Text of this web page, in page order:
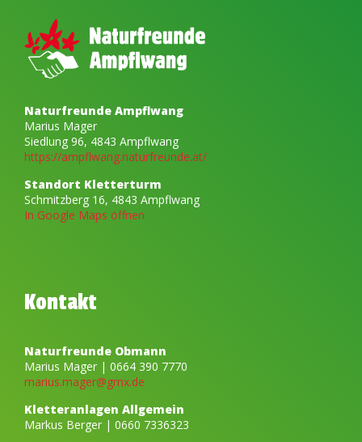
Tickets
Mein Konto
Unser Kletterturm
Naturfreunde Ampflwang
Marius Mager
Siedlung 96, 4843 Ampflwang
https://ampflwang.naturfreunde.at/
Standort Kletterturm
Schmitzberg 16, 4843 Ampflwang
In Google Maps öffnen
Kontakt
Naturfreunde Obmann
Marius Mager | 0664 390 7770
marius.mager@gmx.de
Kletteranlagen Allgemein
Markus Berger | 0660 7336323